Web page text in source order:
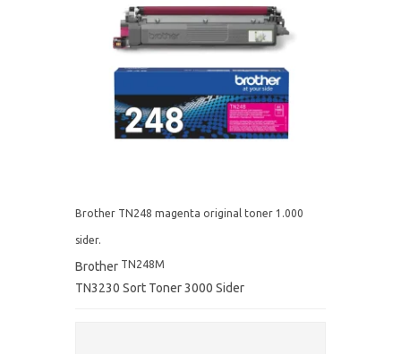
Brother TN248 magenta original toner 1.000
sider.
Brother TN248M
TN3230 Sort Toner 3000 Sider